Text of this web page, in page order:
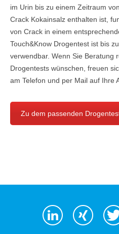
im Urin bis zu einem Zeitraum
Crack Kokainsalz enthalten ist,
von Crack in einem
Touch&Know Drogentest ist bis
verwendbar. Wenn Sie Beratung
Drogentests wünschen, freuen
am Telefon und per Mail auf Ihre
Zu dem passenden